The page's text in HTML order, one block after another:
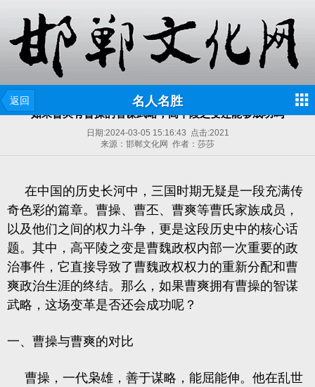
返回 名人名胜
如果曹爽有曹操的智谋武略，高平陵之变还能够成功吗
日期:2024-03-05 15:16:43 点击:2021
来源：邯郸文化网 作者：莎莎
在中国的历史长河中，三国时期无疑是一段充满传
奇色彩的篇章。曹操、曹丕、曹爽等曹氏家族成员，
以及他们之间的权力斗争，更是这段历史中的核心话
题。其中，高平陵之变是曹魏政权内部一次重要的政
治事件，它直接导致了曹魏政权权力的重新分配和曹
爽政治生涯的终结。那么，如果曹爽拥有曹操的智谋
武略，这场变革是否还会成功呢？
一、曹操与曹爽的对比
曹操，一代枭雄，善于谋略，能屈能伸。他在乱世